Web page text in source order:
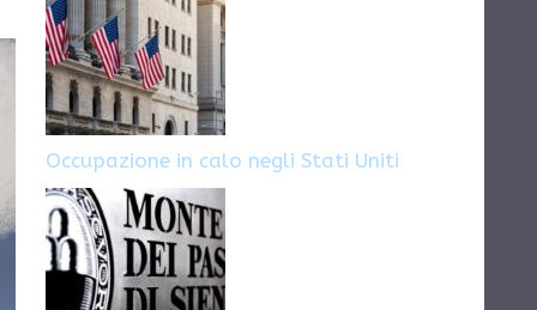
Occupazione in calo negli Stati Uniti